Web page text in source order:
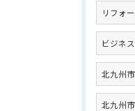
リフォ
ビジネ
北九州
北九州